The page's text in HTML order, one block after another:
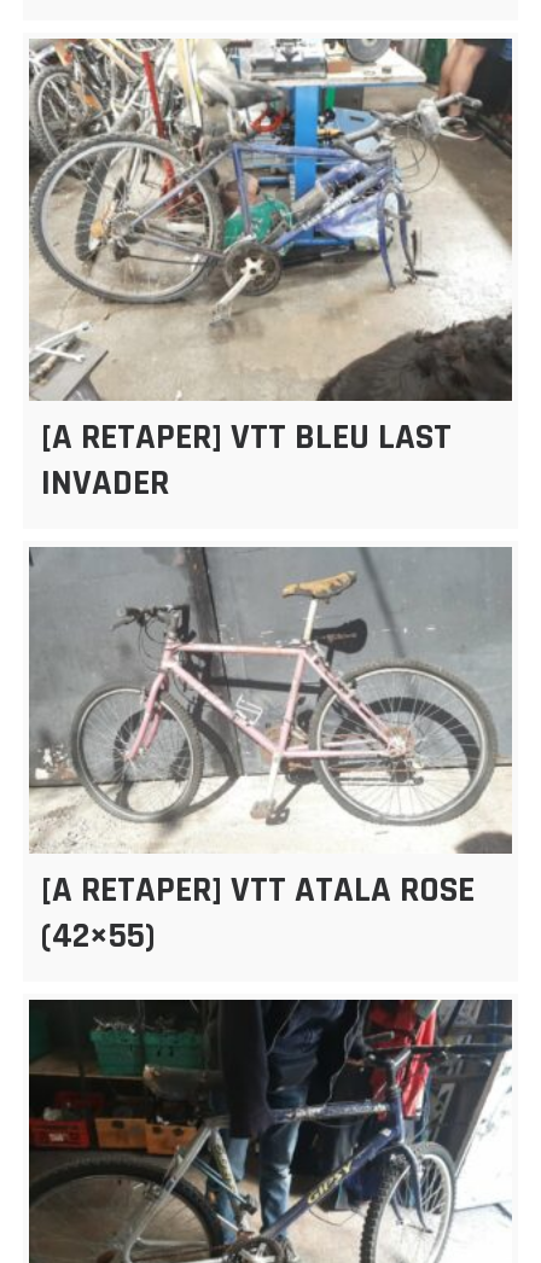
[A RETAPER] VTT BLEU LAST
INVADER
[A RETAPER] VTT ATALA ROSE
(42×55)